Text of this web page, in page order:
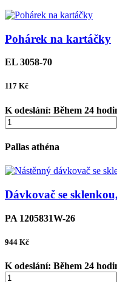
Pohárek na kartáčky
EL 3058-70
117 Kč
K odeslání: Během 24
Pallas athéna
Dávkovač se
PA 1205831W-26
944 Kč
K odeslání: Během 24